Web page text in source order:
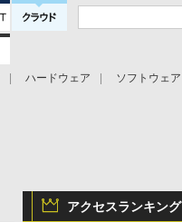
ハードウェア
ソフトウェア
アクセスランキング